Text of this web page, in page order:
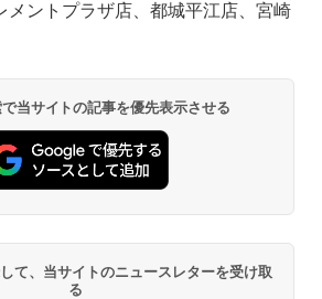
メントプラザ店、都城平江店、宮崎
当サイトの記事を優先表示させる
て、当サイトのニュースレターを受け取
る